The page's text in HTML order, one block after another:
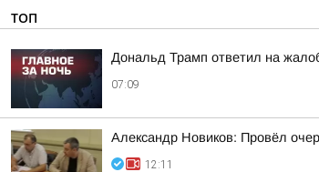
ТОП
Дональд Трамп ответил на
07:09
Александр Новиков: Провёл
12:11